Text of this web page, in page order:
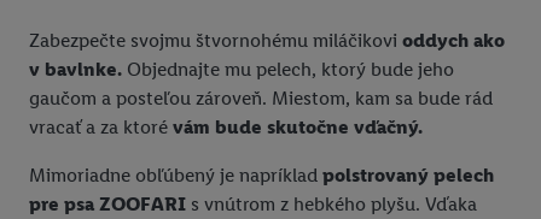
Zabezpečte svojmu štvornohému miláčikovi oddych ako
v bavlnke. Objednajte mu pelech, ktorý bude jeho
gaučom a posteľou zároveň. Miestom, kam sa bude rád
vracať a za ktoré vám bude skutočne vďačný.
Mimoriadne obľúbený je napríklad polstrovaný pelech
pre psa ZOOFARI s vnútrom z hebkého plyšu. Vďaka